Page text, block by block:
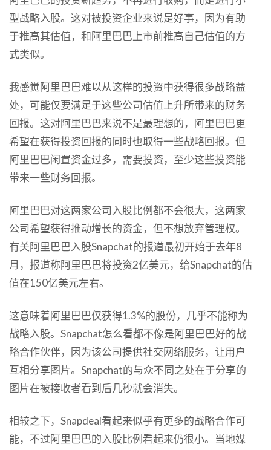
型战略入股。这对被投资企业来说是好事，因为有助
于推高其估值，和阿里巴巴上市前推高自己估值的方
式类似。
我感觉阿里巴巴难以从这样的投资中获得很多战略益
处，可能仅要满足于这些公司估值上升所带来的财务
回报。这对阿里巴巴来说不是最理想的，阿里巴巴更
希望在获得投资回报的同时也取得一些战略回报。但
阿里巴巴闲置资金过多，需要投资，至少这些投资能
带来一些财务回报。
阿里巴巴对这两家公司入股比例都不会很大，这两家
公司希望获得推动增长的资金，但不想放弃管理权。
有关阿里巴巴入股Snapchat的报道最初开始于去年8
月，报道称阿里巴巴将投资2亿美元，给Snapchat的估
值在150亿美元左右。
这意味着阿里巴巴仅获得1.3%的股份，几乎不能称为
战略入股。Snapchat怎么看都不像是阿里巴巴好的战
略合作伙伴，因为该公司提供社交网络服务，让用户
互相分享图片。Snapchat的与众不同之处在于分享的
图片在被接收者看到后几秒就会消失。
相较之下，Snapdeal看起来似乎有更多的战略合作可
能，不过阿里巴巴的入股比例看起来仍很小。当地媒